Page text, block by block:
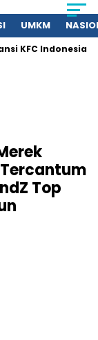
UMKM
KFC Indonesia
Top